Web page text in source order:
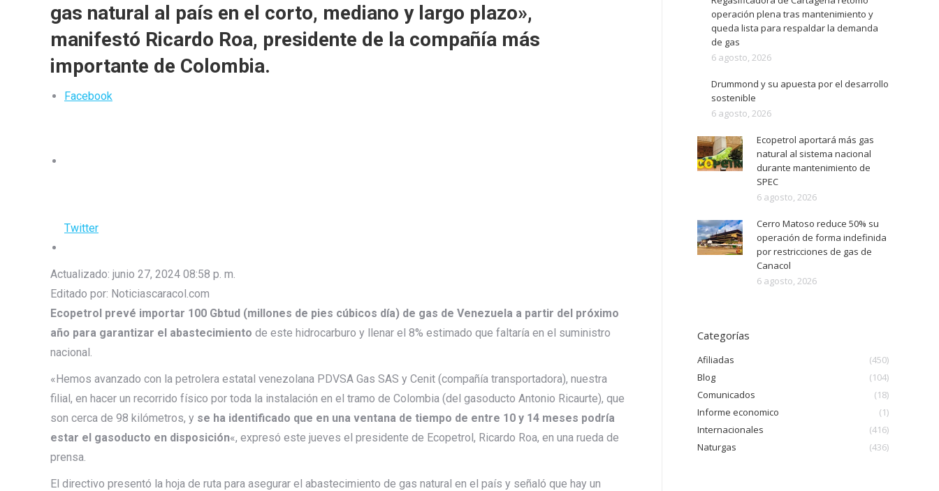
gas natural al país en el corto, mediano y largo plazo»,
manifestó Ricardo Roa, presidente de la compañía más
importante de Colombia.
Facebook
Twitter
Actualizado: junio 27, 2024 08:58 p. m.
Editado por: Noticiascaracol.com
Ecopetrol prevé importar 100 Gbtud (millones de pies cúbicos día) de gas de Venezuela a partir del próximo
año para garantizar el abastecimiento de este hidrocarburo y llenar el 8% estimado que faltaría en el suministro
nacional.
«Hemos avanzado con la petrolera estatal venezolana PDVSA Gas SAS y Cenit (compañía transportadora), nuestra
filial, en hacer un recorrido físico por toda la instalación en el tramo de Colombia (del gasoducto Antonio Ricaurte), que
son cerca de 98 kilómetros, y se ha identificado que en una ventana de tiempo de entre 10 y 14 meses podría
estar el gasoducto en disposición«, expresó este jueves el presidente de Ecopetrol, Ricardo Roa, en una rueda de
prensa.
El directivo presentó la hoja de ruta para asegurar el abastecimiento de gas natural en el país y señaló que hay un
operación plena tras mantenimiento y
queda lista para respaldar la demanda
de gas
6 agosto, 2026
Drummond y su apuesta por el desarrollo
sostenible
6 agosto, 2026
Ecopetrol aportará más gas
natural al sistema nacional
durante mantenimiento de
SPEC
6 agosto, 2026
Cerro Matoso reduce 50% su
operación de forma indefinida
por restricciones de gas de
Canacol
6 agosto, 2026
Categorías
Afiliadas
(450)
Blog
(104)
Comunicados
(18)
Informe economico
(1)
Internacionales
(416)
Naturgas
(436)